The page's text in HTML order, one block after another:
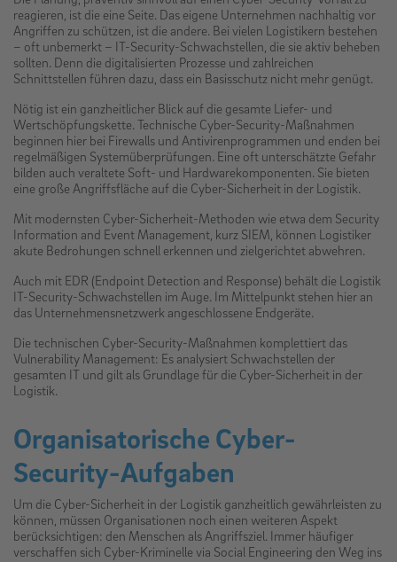
reagieren, ist die eine Seite. Das eigene Unternehmen nachhaltig vor
Angriffen zu schützen, ist die andere. Bei vielen Logistikern bestehen
– oft unbemerkt – IT-Security-Schwachstellen, die sie aktiv beheben
sollten. Denn die digitalisierten Prozesse und zahlreichen
Schnittstellen führen dazu, dass ein Basisschutz nicht mehr genügt.
Nötig ist ein ganzheitlicher Blick auf die gesamte Liefer- und
Wertschöpfungskette. Technische Cyber-Security-Maßnahmen
beginnen hier bei Firewalls und Antivirenprogrammen und enden bei
regelmäßigen Systemüberprüfungen. Eine oft unterschätzte Gefahr
bilden auch veraltete Soft- und Hardwarekomponenten. Sie bieten
eine große Angriffsfläche auf die Cyber-Sicherheit in der Logistik.
Mit modernsten Cyber-Sicherheit-Methoden wie etwa dem Security
Information and Event Management, kurz SIEM, können Logistiker
akute Bedrohungen schnell erkennen und zielgerichtet abwehren.
Auch mit EDR (Endpoint Detection and Response) behält die Logistik
IT-Security-Schwachstellen im Auge. Im Mittelpunkt stehen hier an
das Unternehmensnetzwerk angeschlossene Endgeräte.
Die technischen Cyber-Security-Maßnahmen komplettiert das
Vulnerability Management: Es analysiert Schwachstellen der
gesamten IT und gilt als Grundlage für die Cyber-Sicherheit in der
Logistik.
Organisatorische Cyber-
Security-Aufgaben
Um die Cyber-Sicherheit in der Logistik ganzheitlich gewährleisten zu
können, müssen Organisationen noch einen weiteren Aspekt
berücksichtigen: den Menschen als Angriffsziel. Immer häufiger
verschaffen sich Cyber-Kriminelle via Social Engineering den Weg ins